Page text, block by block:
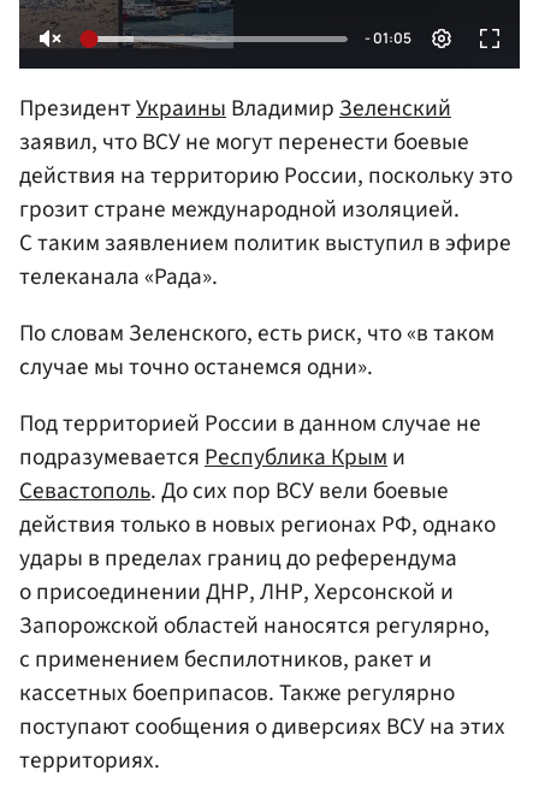
ПрезидентУкраиныВладимирЗеленский
заявил, что ВСУ не могут перенести боевые
действия на территорию России, поскольку это
грозит стране международной изоляцией.
С таким заявлением политик выступил в эфире
телеканала «Рада».
По словам Зеленского, есть риск, что «в таком
случае мы точно останемся одни».
Под территорией России в данном случае не
подразумеваетсяРеспублика Крыми
Севастополь. До сих пор ВСУ вели боевые
действия только в новых регионах РФ, однако
удары в пределах границ до референдума
о присоединении ДНР, ЛНР, Херсонской и
Запорожской областей наносятся регулярно,
с применением беспилотников, ракет и
кассетных боеприпасов. Также регулярно
поступают сообщения о диверсиях ВСУ на этих
территориях.